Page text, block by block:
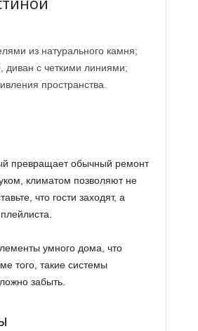
из натурального камня;
с четкими линиями;
пространства.
превращает обычный ремонт
климатом позволяют не
что гости заходят, а
умного дома, что
того, такие системы
забыть.